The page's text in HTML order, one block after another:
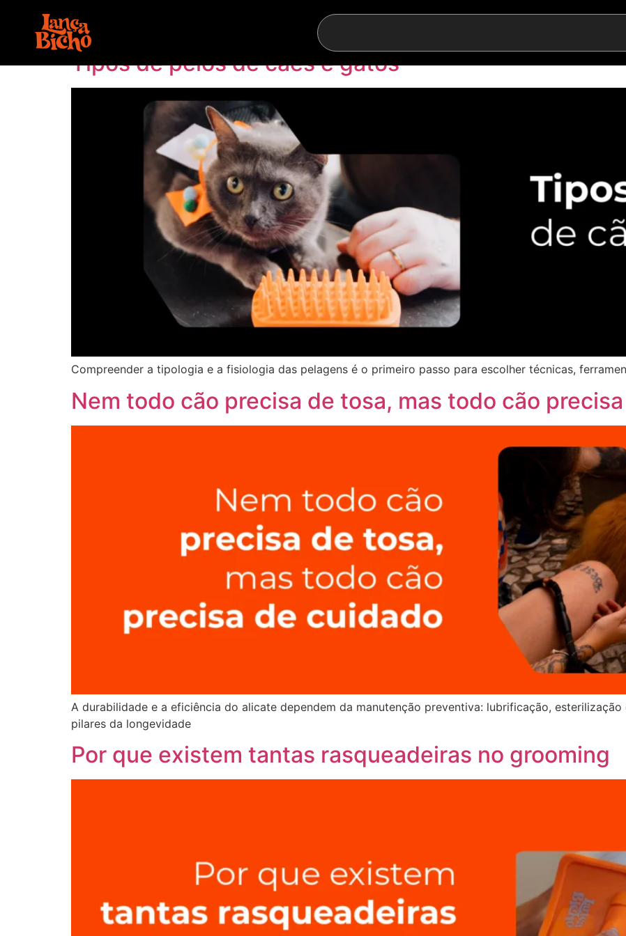
Tag: cuidados com a pelagem
Tipos de pelos de cães e gatos
Compreender a tipologia e a fisiologia das pelagens é o primeiro passo para escolher técnicas,
Nem todo cão precisa de tosa, mas todo cão
A durabilidade e a eficiência do alicate dependem da manutenção preventiva: lubrificação,
pilares da longevidade
Por que existem tantas rasqueadeiras no grooming